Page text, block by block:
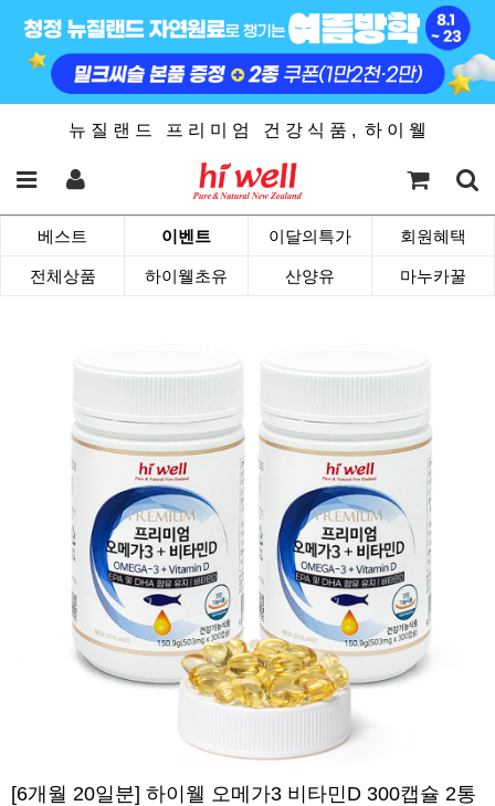
뉴 질 랜 드 프 리 미 엄 건 강 식 품 , 하 이 웰
베스트 이벤트 이달의특가 회원혜택
전체상품 하이웰초유 산양유 마누카꿀
[6개월 20일분] 하이웰 오메가3 비타민D 300캡슐 2통